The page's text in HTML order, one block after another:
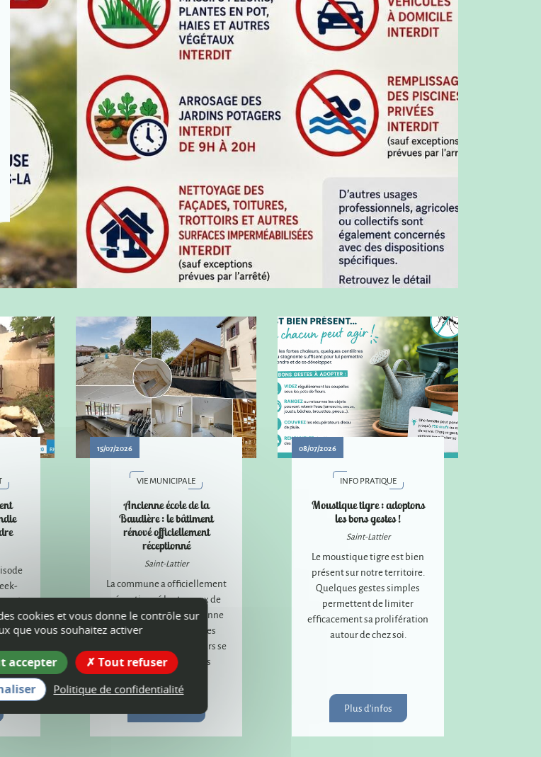
un
la
15/07/2026
VIE MUNICIPALE
Ancienne école de la
Baudière : le bâtiment
rénové officiellement
réceptionné
Saint-Lattier
La commune a officiellement
réceptionné les travaux de
réhabilitation de l'ancienne
école de la Baudière. Les
aménagements extérieurs se
poursuivront dans les
prochains mois.
08/07/2026
INFO PRATIQUE
Moustique tigre : adoptons
les bons gestes !
Saint-Lattier
Le moustique tigre est bien
présent sur notre territoire.
Quelques gestes simples
permettent de limiter
efficacement sa prolifération
autour de chez soi.
Plus d'infos
cookies et vous donne le contrôle sur
que vous souhaitez activer
accepter
Tout refuser
Politique de confidentialité